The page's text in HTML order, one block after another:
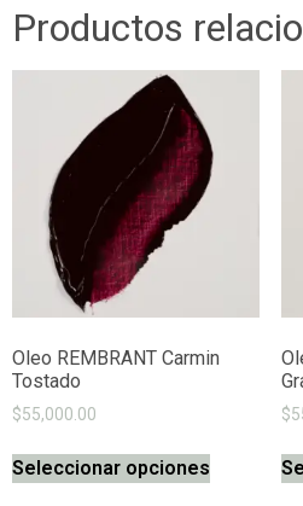
Productos
Oleo REMBRANT Carmin
Tostado
$55,000.00
Seleccionar opciones
$